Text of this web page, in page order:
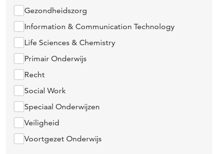
Gezondheidszorg
Information & Communication Technology
Life Sciences & Chemistry
Primair Onderwijs
Recht
Social Work
Speciaal Onderwijzen
Veiligheid
Voortgezet Onderwijs